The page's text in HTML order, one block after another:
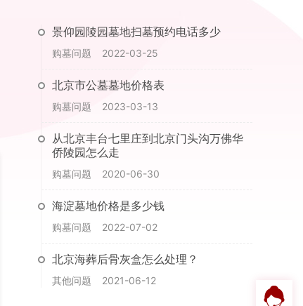
景仰园陵园墓地扫墓预约电话多少
购墓问题 2022-03-25
北京市公墓墓地价格表
购墓问题 2023-03-13
从北京丰台七里庄到北京门头沟万佛华
侨陵园怎么走
购墓问题 2020-06-30
海淀墓地价格是多少钱
购墓问题 2022-07-02
北京海葬后骨灰盒怎么处理？
其他问题 2021-06-12